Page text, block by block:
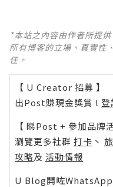
*本站之內容由作者所提
所有博客的立場、真實性
任。
【 U Creator 招募 】
出Post賺現金獎賞 l 登
【 睇Post + 參加品牌
瀏覽更多社群 打卡 丶
攻略及 活動情報
U Blog開咗WhatsApp